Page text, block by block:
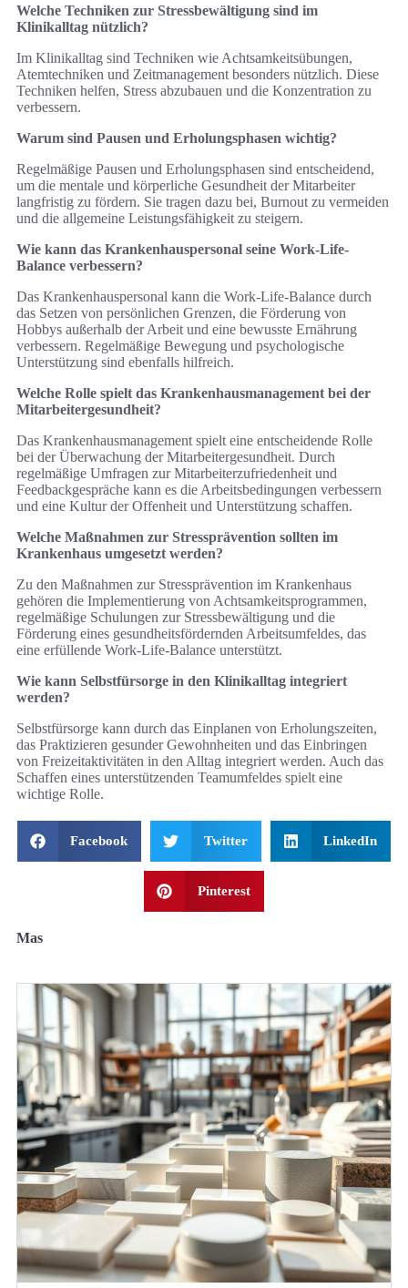
Welche Techniken zur Stressbewältigung sind im
Klinikalltag nützlich?
Im Klinikalltag sind Techniken wie Achtsamkeitsübungen,
Atemtechniken und Zeitmanagement besonders nützlich. Diese
Techniken helfen, Stress abzubauen und die Konzentration zu
verbessern.
Warum sind Pausen und Erholungsphasen wichtig?
Regelmäßige Pausen und Erholungsphasen sind entscheidend,
um die mentale und körperliche Gesundheit der Mitarbeiter
langfristig zu fördern. Sie tragen dazu bei, Burnout zu vermeiden
und die allgemeine Leistungsfähigkeit zu steigern.
Wie kann das Krankenhauspersonal seine Work-Life-
Balance verbessern?
Das Krankenhauspersonal kann die Work-Life-Balance durch
das Setzen von persönlichen Grenzen, die Förderung von
Hobbys außerhalb der Arbeit und eine bewusste Ernährung
verbessern. Regelmäßige Bewegung und psychologische
Unterstützung sind ebenfalls hilfreich.
Welche Rolle spielt das Krankenhausmanagement bei der
Mitarbeitergesundheit?
Das Krankenhausmanagement spielt eine entscheidende Rolle
bei der Überwachung der Mitarbeitergesundheit. Durch
regelmäßige Umfragen zur Mitarbeiterzufriedenheit und
Feedbackgespräche kann es die Arbeitsbedingungen verbessern
und eine Kultur der Offenheit und Unterstützung schaffen.
Welche Maßnahmen zur Stressprävention sollten im
Krankenhaus umgesetzt werden?
Zu den Maßnahmen zur Stressprävention im Krankenhaus
gehören die Implementierung von Achtsamkeitsprogrammen,
regelmäßige Schulungen zur Stressbewältigung und die
Förderung eines gesundheitsfördernden Arbeitsumfeldes, das
eine erfüllende Work-Life-Balance unterstützt.
Wie kann Selbstfürsorge in den Klinikalltag integriert
werden?
Selbstfürsorge kann durch das Einplanen von Erholungszeiten,
das Praktizieren gesunder Gewohnheiten und das Einbringen
von Freizeitaktivitäten in den Alltag integriert werden. Auch das
Schaffen eines unterstützenden Teamumfeldes spielt eine
wichtige Rolle.
Facebook Twitter LinkedIn
Pinterest
Mas